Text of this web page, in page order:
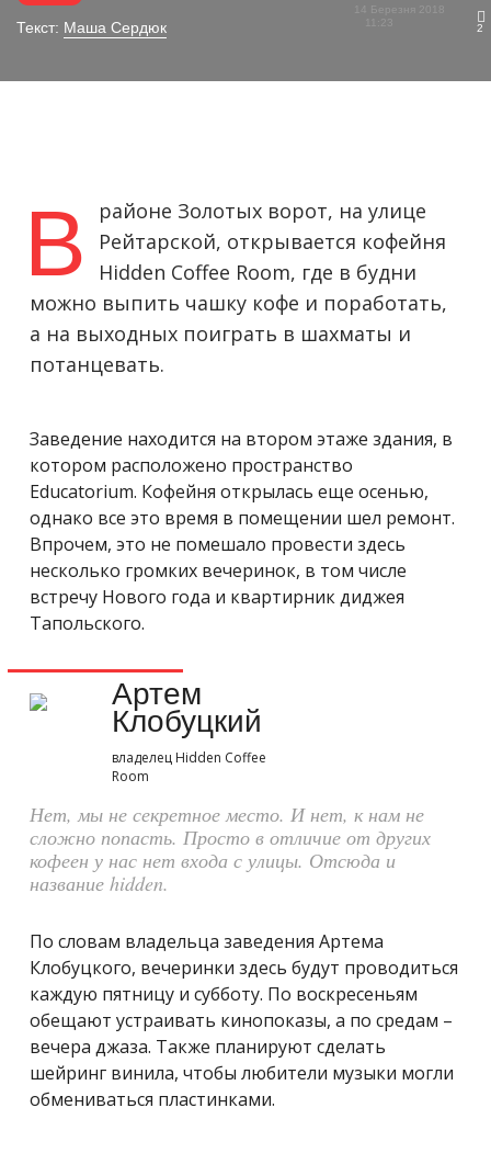
Текст: Маша Сердюк
14 Березня 2018
2
В
районе Золотых ворот, на улице
Рейтарской, открывается кофейня
Hidden Coffee Room, где в будни
можно выпить чашку кофе и поработать,
а на выходных поиграть в шахматы и
потанцевать.
Заведение находится на втором этаже здания, в
котором расположено пространство
Educatorium. Кофейня открылась еще осенью,
однако все это время в помещении шел ремонт.
Впрочем, это не помешало провести здесь
несколько громких вечеринок, в том числе
встречу Нового года и квартирник диджея
Тапольского.
Артем
Клобуцкий
владелец Hidden Coffee
Room
Нет, мы не секретное место. И нет, к нам не
сложно попасть. Просто в отличие от других
кофеен у нас нет входа с улицы. Отсюда и
название hidden.
По словам владельца заведения Артема
Клобуцкого, вечеринки здесь будут проводиться
каждую пятницу и субботу. По воскресеньям
обещают устраивать кинопоказы, а по средам –
вечера джаза. Также планируют сделать
шейринг винила, чтобы любители музыки могли
обмениваться пластинками.